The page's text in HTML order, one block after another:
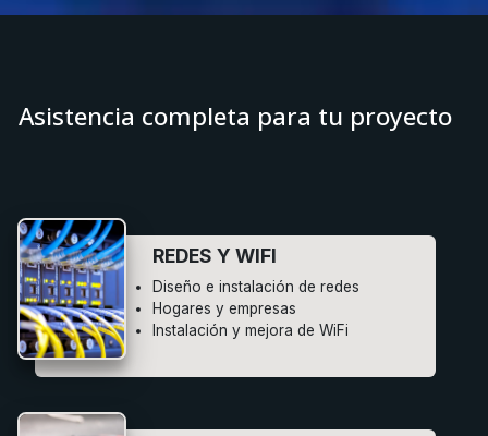
Asistencia completa para tu proyecto
REDES Y WIFI
Diseño e instalación de redes
Hogares y empresas
Instalación y mejora de WiFi